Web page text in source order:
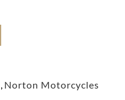
, Norton Motorcycles